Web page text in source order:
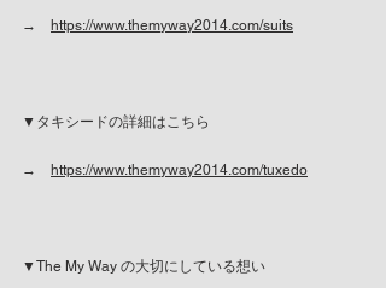
→ https://www.themyway2014.com/suits
▼タキシードの詳細はこちら
→ https://www.themyway2014.com/tuxedo
▼The My Way の大切にしている想い